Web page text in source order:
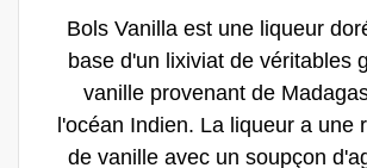
Bols Vanilla est une liqueur
base d'un lixiviat de véritables
vanille provenant de
l'océan Indien. La liqueur a une
de vanille avec un soupçon